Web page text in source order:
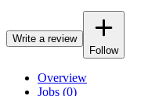
Write a review
Follow
Overview
Jobs (0)